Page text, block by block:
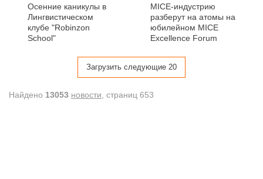
Осенние каникулы в
Лингвистическом
клубе "Robinzon
School"
MICE-индустрию
разберут на атомы на
юбилейном MICE
Excellence Forum
Загрузить следующие 20
Найдено 13053 новости , cтраниц 653